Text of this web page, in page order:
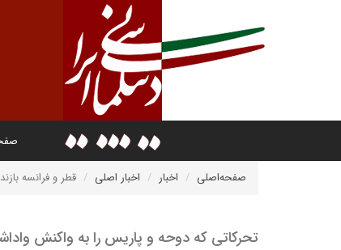
صفحه‌اصلی اخبار اخبار اصلی قطر و فرانسه
تحرکاتی که دوحه و پاریس را به واکنش